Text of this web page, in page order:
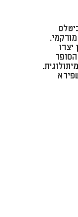
יצרו